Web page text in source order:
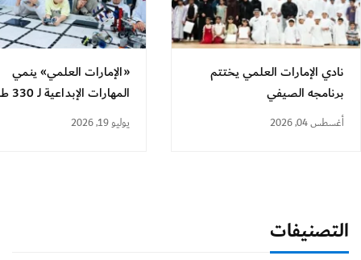
التصنيفات
نادي الإمارات العلمي يختتم
برنامجه الصيفي
أغسطس 04, 2026
«الإمارات العلمي» ينمي
المهارات الإبداعية لـ 330 طالباً
يوليو 19, 2026